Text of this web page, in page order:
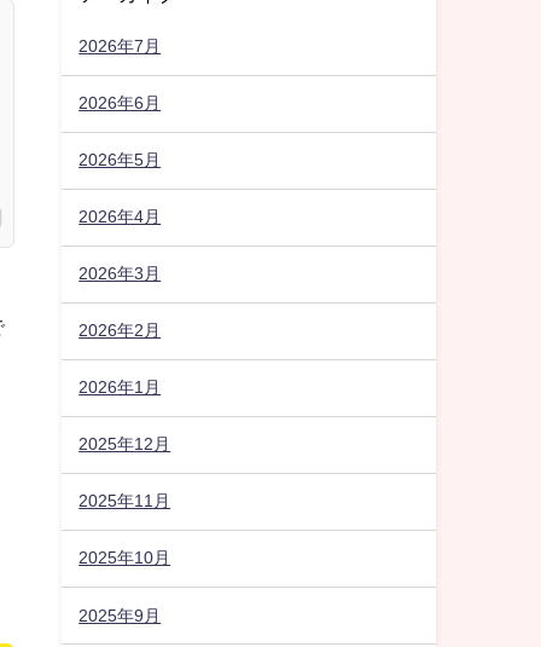
2026年7月
2026年6月
2026年5月
2026年4月
2026年3月
2026年2月
2026年1月
2025年12月
2025年11月
2025年10月
2025年9月